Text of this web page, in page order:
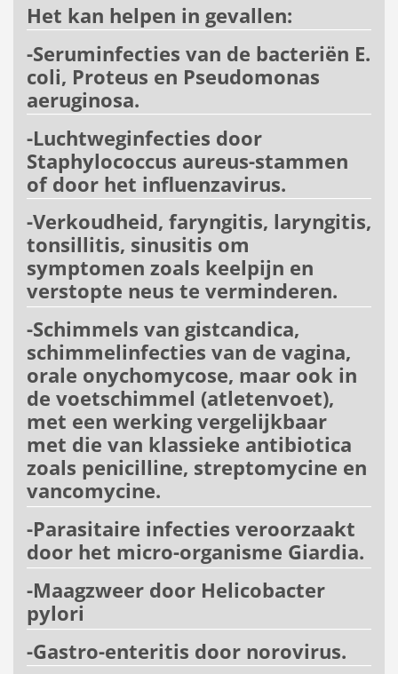
Het kan helpen in gevallen:
-Seruminfecties van de bacteriën E.
coli, Proteus en Pseudomonas
aeruginosa.
-Luchtweginfecties door
Staphylococcus aureus-stammen
of door het influenzavirus.
-Verkoudheid, faryngitis, laryngitis,
tonsillitis, sinusitis om
symptomen zoals keelpijn en
verstopte neus te verminderen.
-Schimmels van gistcandica,
schimmelinfecties van de vagina,
orale onychomycose, maar ook in
de voetschimmel (atletenvoet),
met een werking vergelijkbaar
met die van klassieke antibiotica
zoals penicilline, streptomycine en
vancomycine.
-Parasitaire infecties veroorzaakt
door het micro-organisme Giardia.
-Maagzweer door Helicobacter
pylori
-Gastro-enteritis door norovirus.